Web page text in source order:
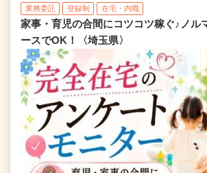
業務委託 登録制 在宅・内職
家事・育児の合間にコツコツ稼ぐ♪ノル
ースでOK！〈埼玉県〉